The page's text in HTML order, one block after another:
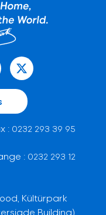
: 0232 293 39 95
: 0232 293 12
Kültürpark
Building)